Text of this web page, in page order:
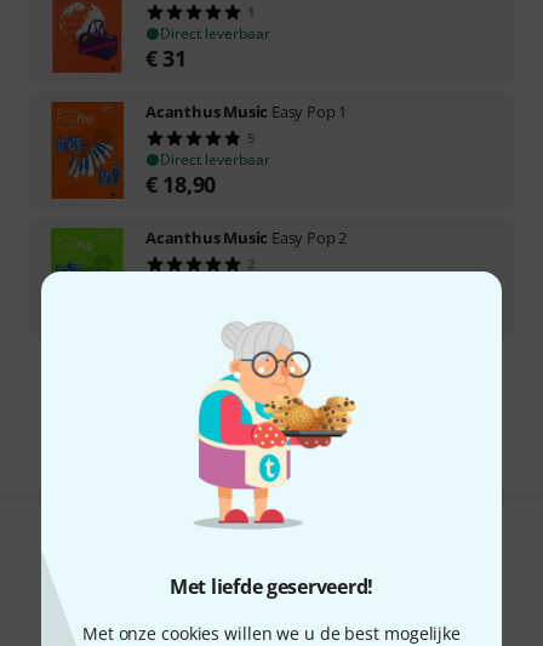
Met liefde geserveerd!
Met onze cookies willen we u de best mogelijke
1
Direct leverbaar
€ 31
Acanthus Music Easy Pop 1
5
Direct leverbaar
€ 18,90
Acanthus Music Easy Pop 2
2
Gratis verzending vanaf € 69
Alle prijzen incl. btw